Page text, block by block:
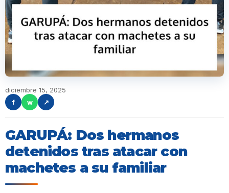
diciembre 15, 2025
f
w ↗
GARUPÁ: Dos hermanos
detenidos tras atacar con
machetes a su familiar